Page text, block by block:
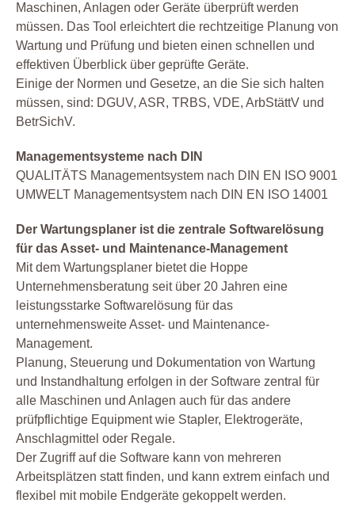
Maschinen, Anlagen oder Geräte überprüft werden
müssen. Das Tool erleichtert die rechtzeitige Planung von
Wartung und Prüfung und bieten einen schnellen und
effektiven Überblick über geprüfte Geräte.
Einige der Normen und Gesetze, an die Sie sich halten
müssen, sind: DGUV, ASR, TRBS, VDE, ArbStättV und
BetrSichV.
Managementsysteme nach DIN
QUALITÄTS Managementsystem nach DIN EN ISO 9001
UMWELT Managementsystem nach DIN EN ISO 14001
Der Wartungsplaner ist die zentrale Softwarelösung
für das Asset- und Maintenance-Management
Mit dem Wartungsplaner bietet die Hoppe
Unternehmensberatung seit über 20 Jahren eine
leistungsstarke Softwarelösung für das
unternehmensweite Asset- und Maintenance-
Management.
Planung, Steuerung und Dokumentation von Wartung
und Instandhaltung erfolgen in der Software zentral für
alle Maschinen und Anlagen auch für das andere
prüfpflichtige Equipment wie Stapler, Elektrogeräte,
Anschlagmittel oder Regale.
Der Zugriff auf die Software kann von mehreren
Arbeitsplätzen statt finden, und kann extrem einfach und
flexibel mit mobile Endgeräte gekoppelt werden.